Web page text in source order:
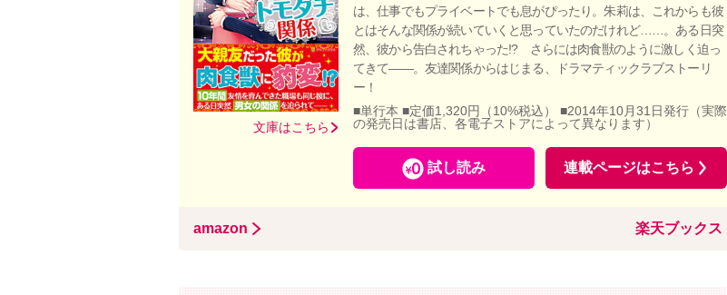
文庫はこちら
は、仕事でもプライベートでも息がぴったり。朱莉は、これからも彼
とはそんな関係が続いていくと思っていたのだけれど……。ある日突
然、彼から告白されちゃった!? さらには肉食獣のように激しく迫っ
てきて――。友達関係からはじまる、ドラマティックラブストーリ
ー！
■単行本 ■定価1,320円（10%税込） ■2014年10月31日発行（実際
の発売日は書店、各電子ストアによって異なります）
試し読み 連載ページはこちら
amazon 楽天ブックス